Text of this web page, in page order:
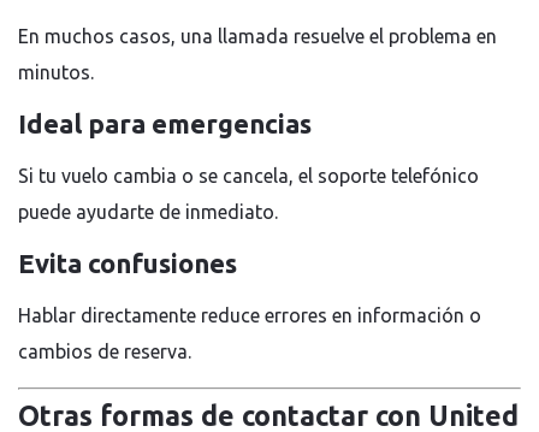
En muchos casos, una llamada resuelve el problema en
minutos.
Ideal para emergencias
Si tu vuelo cambia o se cancela, el soporte telefónico
puede ayudarte de inmediato.
Evita confusiones
Hablar directamente reduce errores en información o
cambios de reserva.
Otras formas de contactar con United